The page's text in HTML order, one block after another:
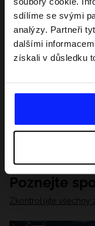
sdílíme se svými
analýzy. Partneři
dalšími
získali v důsledku
Poznejte
Zkontrolujte všechny